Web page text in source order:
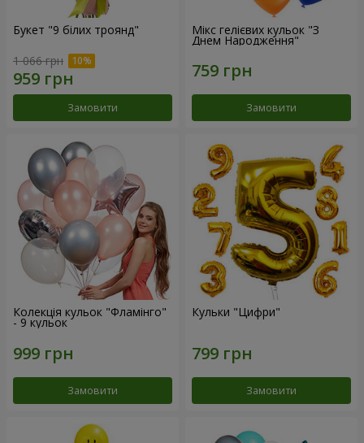
Букет "9 білих троянд"
1 066 грн
Замовити
Мікс гелієвих кульок "З
Днем Народження"
Замовити
Колекція кульок "Фламінго"
- 9 кульок
Замовити
Кульки "Цифри"
Замовити